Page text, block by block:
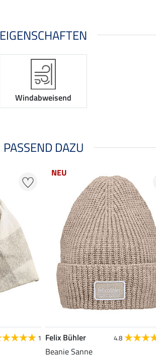
EIGENSCHAFTEN
Windabweisend
PASSEND DAZU
1
NEU
Felix Bühler 4.8
Beanie Sanne